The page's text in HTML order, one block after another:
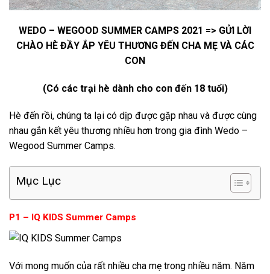
WEDO – WEGOOD SUMMER CAMPS 2021 => GỬI LỜI
CHÀO HÈ ĐẦY ẮP YÊU THƯƠNG ĐẾN CHA MẸ VÀ CÁC
CON
(Có các trại hè dành cho con đến 18 tuổi)
Hè đến rồi, chúng ta lại có dịp được gặp nhau và được cùng
nhau gắn kết yêu thương nhiều hơn trong gia đình Wedo –
Wegood Summer Camps.
Mục Lục
P1 – IQ KIDS Summer Camps
Với mong muốn của rất nhiều cha mẹ trong nhiều năm. Năm